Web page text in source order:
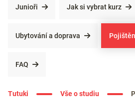
Junioři Jak si vybrat kurz
Ubytování a doprava
FAQ
Tutuki Vše o studiu